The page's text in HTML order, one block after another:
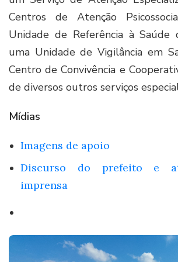
Centros de Atenção
Unidade de Referência à Saúde
uma Unidade de Vigilância em
Centro de Convivência e
de diversos outros serviços
Mídias
Imagens de apoio
Discurso do prefeito e
imprensa